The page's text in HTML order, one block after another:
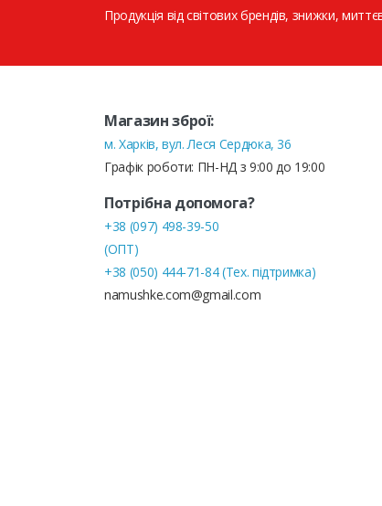
Продукція від світових брендів, знижки,
Магазин зброї:
м. Харків, вул. Леся Сердюка, 36
Графік роботи: ПН-НД з 9:00 до 19:00
Потрібна допомога?
+38 (097) 498-39-50
(ОПТ)
+38 (050) 444-71-84 (Тех. підтримка)
namushke.com@gmail.com